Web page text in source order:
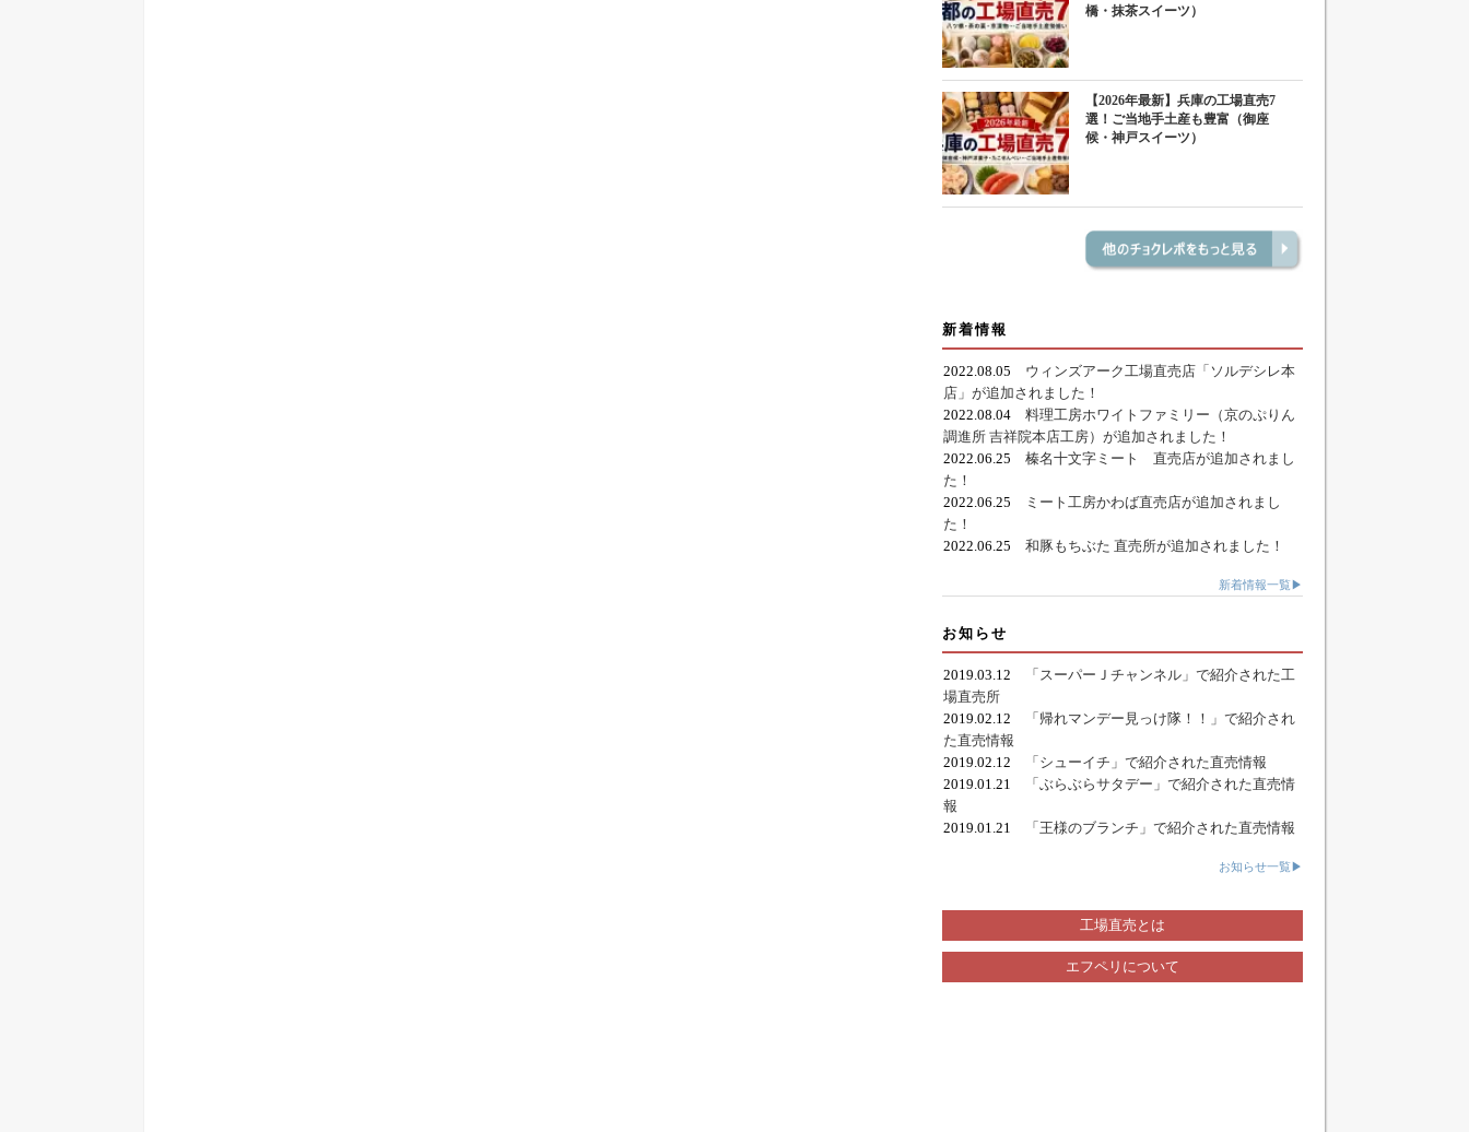
橋・抹茶スイーツ）
【2026年最新】兵庫の工場直売7
選！ご当地手土産も豊富（御座
候・神戸スイーツ）
新着情報
2022.08.05 ウィンズアーク工場直売店「ソルデシレ本
店」が追加されました！
2022.08.04 料理工房ホワイトファミリー（京のぷりん
調進所 吉祥院本店工房）が追加されました！
2022.06.25 榛名十文字ミート 直売店が追加されまし
た！
2022.06.25
ミート工房かわば直売店が追加されまし
た！
2022.06.25 和豚もちぶた 直売所が追加されました！
新着情報一覧▶
お知らせ
2019.03.12
「スーパーＪチャンネル」で紹介された工
場直売所
2019.02.12
「帰れマンデー見っけ隊！！」で紹介され
た直売情報
2019.02.12
「シューイチ」で紹介された直売情報
2019.01.21
「ぶらぶらサタデー」で紹介された直売情
報
2019.01.21
「王様のブランチ」で紹介された直売情報
お知らせ一覧▶
工場直売とは
エフペリについて